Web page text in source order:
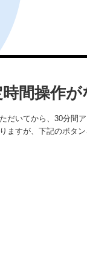
時間操作
だいてから、30分間
ますが、下記のボタ